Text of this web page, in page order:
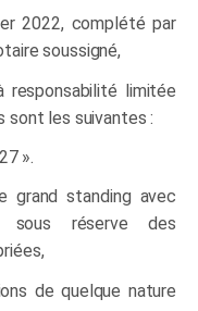
2022, complété par
soussigné,
limitée
sont les suivantes :
».
grand standing avec
sous réserve des
de quelque nature